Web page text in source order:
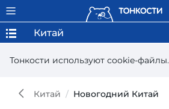
Тонкости используют сookie-файлы.
Китай
Китай Новогодний Китай